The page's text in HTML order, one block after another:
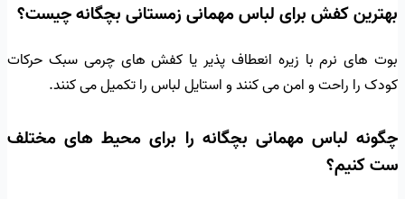
بهترین کفش برای لباس مهمانی زمستانی بچگانه چیست؟
بوت های نرم با زیره انعطاف پذیر یا کفش های چرمی سبک حرکات
کودک را راحت و امن می کنند و استایل لباس را تکمیل می کنند.
چگونه لباس مهمانی بچگانه را برای محیط های مختلف
ست کنیم؟